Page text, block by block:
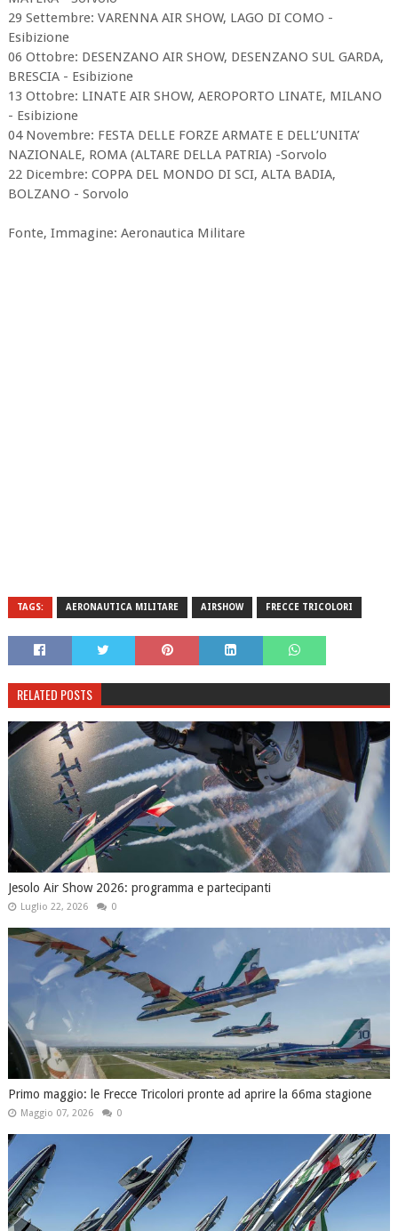
​29 Settembre: VARENNA AIR SHOW​, ​LAGO DI COMO -
Esibizione
​06 Ottobre: DESENZANO AIR SHOW, DESENZANO SUL GARDA,
BRESCIA - Esibizione
​13 Ottobre: LINATE AIR SHOW, AEROPORTO LINATE, MILANO
- Esibizione
​04 Novembre: FESTA DELLE FORZE ARMATE E DELL’UNITA’
NAZIONALE, ROMA (ALTARE DELLA PATRIA) -Sorvolo
​22 Dicembre: COPPA DEL MONDO DI SCI, ALTA BADIA,
BOLZANO - Sorvolo
Fonte, Immagine: Aeronautica Militare
TAGS: AERONAUTICA MILITARE AIRSHOW FRECCE TRICOLORI
RELATED POSTS
Jesolo Air Show 2026: programma e partecipanti
Luglio 22, 2026 0
Primo maggio: le Frecce Tricolori pronte ad aprire la 66ma stagione
Maggio 07, 2026 0